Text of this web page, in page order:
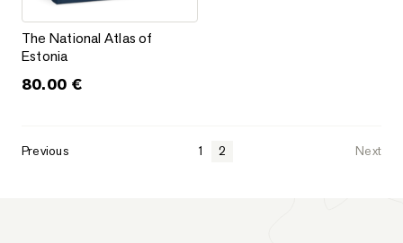
The National Atlas of Estonia
The National Atlas of
Estonia
80.00 €
Previous 1 2 Next